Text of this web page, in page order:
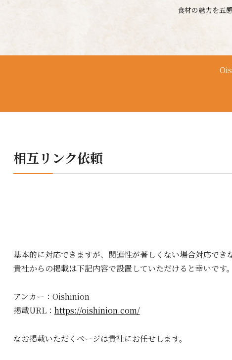
食材の魅力を五
相互リンク依頼
基本的に対応できますが、関連性が著しくない場合対応でき
貴社からの掲載は下記内容で設置していただけると幸いです。
アンカー：Oishinion
掲載URL： https://oishinion.com/
なお掲載いただくページは貴社にお任せします。